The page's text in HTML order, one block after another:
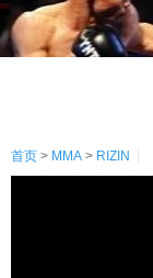
首页 > MMA > RIZIN